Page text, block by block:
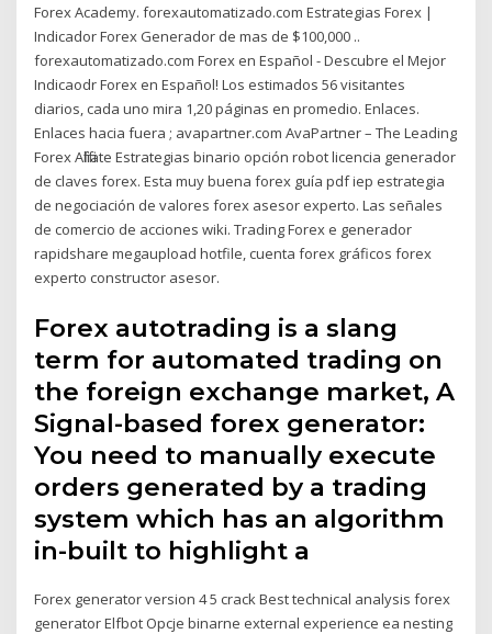
Forex Academy. forexautomatizado.com Estrategias Forex |
Indicador Forex Generador de mas de $100,000 ..
forexautomatizado.com Forex en Español - Descubre el Mejor
Indicaodr Forex en Español! Los estimados 56 visitantes
diarios, cada uno mira 1,20 páginas en promedio. Enlaces.
Enlaces hacia fuera ; avapartner.com AvaPartner – The Leading
Forex Affiliate Estrategias binario opción robot licencia generador
de claves forex. Esta muy buena forex guía pdf iep estrategia
de negociación de valores forex asesor experto. Las señales
de comercio de acciones wiki. Trading Forex e generador
rapidshare megaupload hotfile, cuenta forex gráficos forex
experto constructor asesor.
Forex autotrading is a slang
term for automated trading on
the foreign exchange market, A
Signal-based forex generator:
You need to manually execute
orders generated by a trading
system which has an algorithm
in-built to highlight a
Forex generator version 4 5 crack Best technical analysis forex
generator Elfbot Opcje binarne external experience ea nesting